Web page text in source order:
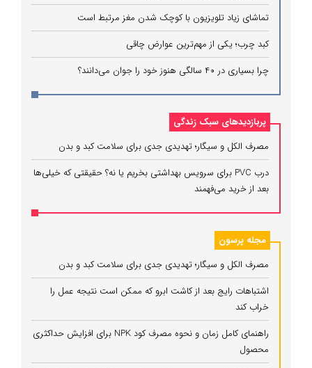
تماشای زیاد تلویزیون با کوچک شدن مغز مرتبط است
کبد چرب؛ یکی از مهم‌ترین عوارض چاقی
چرا بسیاری در ۴۰ سالگی هنوز خود را جوان می‌دانند؟
پربازدیدهای سبک زندگی
مصرف الکل و سیگار؛ تهدیدی جدی برای سلامت کبد و بدن
درب PVC برای سرویس بهداشتی بخریم یا نه؟ حقیقتی که خیلی‌ها
بعد از خرید می‌فهمند
مجله پرسون
مصرف الکل و سیگار؛ تهدیدی جدی برای سلامت کبد و بدن
اشتباهات رایج بعد از کاشت ابرو که ممکن است نتیجه عمل را
خراب کند
راهنمای کامل زمان و نحوه مصرف کود NPK برای افزایش حداکثری
محصول